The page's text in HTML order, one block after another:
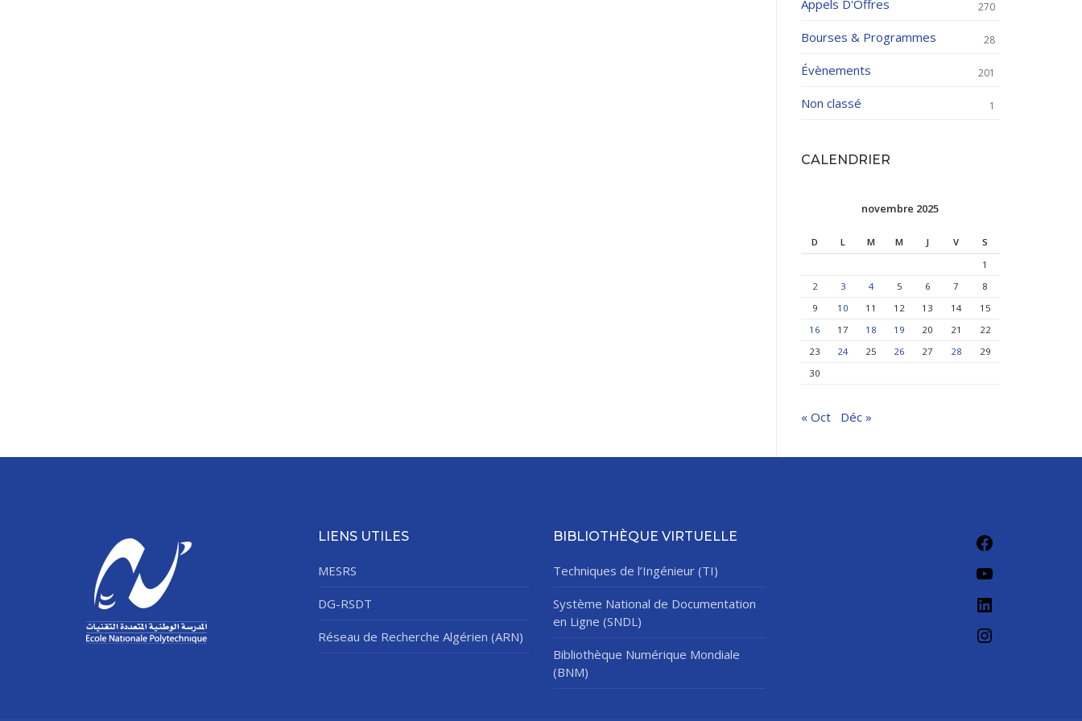
Appels D'Offres 270
Bourses & Programmes 28
Évènements 201
Non classé 1
CALENDRIER
novembre 2025
D L M M J V
S
1
2
3 4 5 6 7
8
9
10 11 12 13 14
15
16
17 18 19 20 21
22
23
24 25 26 27 28
29
30
« Oct Déc »
LIENS UTILES
MESRS
DG-RSDT
Réseau de Recherche Algérien (ARN)
BIBLIOTHÈQUE VIRTUELLE
Techniques de l’Ingénieur (TI)
Système National de Documentation
en Ligne (SNDL)
Bibliothèque Numérique Mondiale
(BNM)
Facebook
YouTube
LinkedIn
Instagram